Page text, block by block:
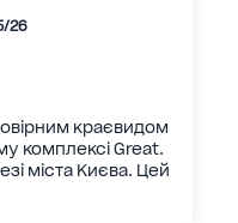
26
краєвидом
комплексі Great.
міста Києва. Цей